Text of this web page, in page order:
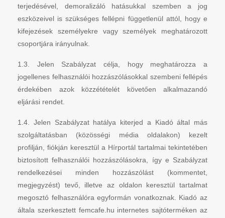
terjedésével, demoralizáló hatásukkal szemben a jog
eszközeivel is szükséges fellépni függetlenül attól, hogy e
kifejezések személyekre vagy személyek meghatározott
csoportjára irányulnak.
1.3. Jelen Szabályzat célja, hogy meghatározza a
jogellenes felhasználói hozzászólásokkal szembeni fellépés
érdekében azok közzétételét követően alkalmazandó
eljárási rendet.
1.4. Jelen Szabályzat hatálya kiterjed a Kiadó által más
szolgáltatásban (közösségi média oldalakon) kezelt
profilján, fiókján keresztül a Hírportál tartalmai tekintetében
biztosított felhasználói hozzászólásokra, így e Szabályzat
rendelkezései minden hozzászólást (kommentet,
megjegyzést) tevő, illetve az oldalon keresztül tartalmat
megosztó felhasználóra egyformán vonatkoznak. Kiadó az
általa szerkesztett femcafe.hu internetes sajtóterméken az